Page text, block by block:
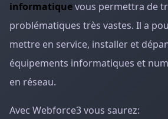
informatiquevous permettra de
problématiques très vastes. Il a
mettre en service, installer et
équipements informatiques et
en réseau.
Avec Webforce3 vous saurez: